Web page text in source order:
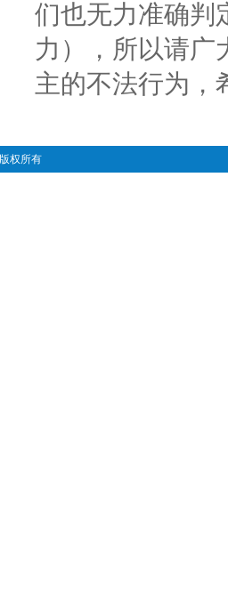
们也无力准确判
力），所以请广
主的不法行为，
权所有